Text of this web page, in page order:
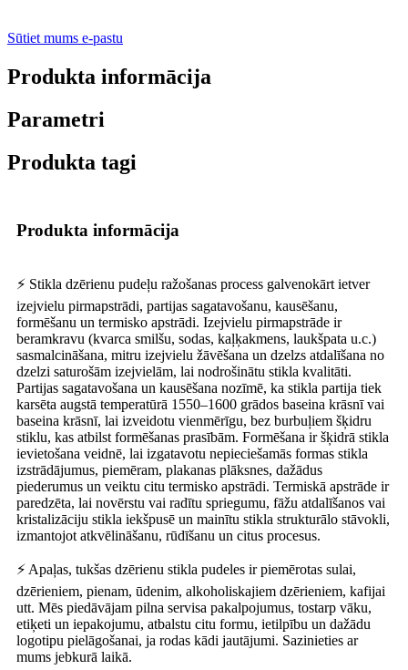
Sūtiet mums e-pastu
Produkta informācija
Parametri
Produkta tagi
Produkta informācija
⚡ Stikla dzērienu pudeļu ražošanas process galvenokārt ietver
izejvielu pirmapstrādi, partijas sagatavošanu, kausēšanu,
formēšanu un termisko apstrādi. Izejvielu pirmapstrāde ir
beramkravu (kvarca smilšu, sodas, kaļķakmens, laukšpata u.c.)
sasmalcināšana, mitru izejvielu žāvēšana un dzelzs atdalīšana no
dzelzi saturošām izejvielām, lai nodrošinātu stikla kvalitāti.
Partijas sagatavošana un kausēšana nozīmē, ka stikla partija tiek
karsēta augstā temperatūrā 1550–1600 grādos baseina krāsnī vai
baseina krāsnī, lai izveidotu vienmērīgu, bez burbuļiem šķidru
stiklu, kas atbilst formēšanas prasībām. Formēšana ir šķidrā stikla
ievietošana veidnē, lai izgatavotu nepieciešamās formas stikla
izstrādājumus, piemēram, plakanas plāksnes, dažādus
piederumus un veiktu citu termisko apstrādi. Termiskā apstrāde ir
paredzēta, lai novērstu vai radītu spriegumu, fāžu atdalīšanos vai
kristalizāciju stikla iekšpusē un mainītu stikla strukturālo stāvokli,
izmantojot atkvēlināšanu, rūdīšanu un citus procesus.
⚡ Apaļas, tukšas dzērienu stikla pudeles ir piemērotas sulai,
dzērieniem, pienam, ūdenim, alkoholiskajiem dzērieniem, kafijai
utt. Mēs piedāvājam pilna servisa pakalpojumus, tostarp vāku,
etiķeti un iepakojumu, atbalstu citu formu, ietilpību un dažādu
logotipu pielāgošanai, ja rodas kādi jautājumi. Sazinieties ar
mums jebkurā laikā.